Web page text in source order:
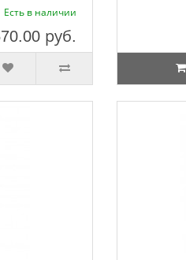
Есть в наличии
руб.